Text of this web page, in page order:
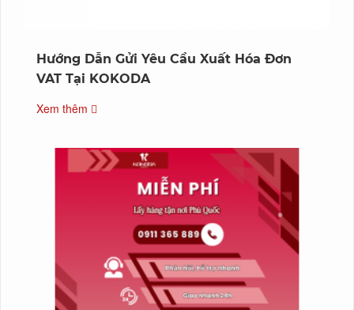
Hướng Dẫn Gửi Yêu Cầu Xuất Hóa Đơn
VAT Tại KOKODA
Xem thêm